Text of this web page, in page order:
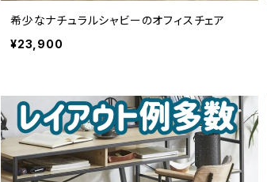
希少なナチュラルシャビーのオフィスチェア
¥23,900